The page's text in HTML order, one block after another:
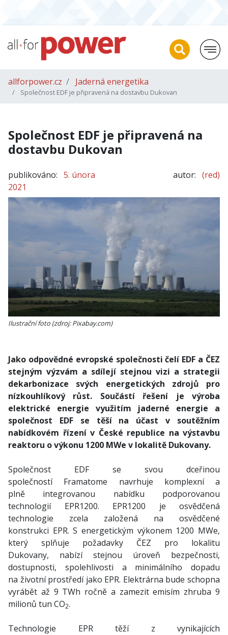
allforpower.cz Jaderná energetika
Společnost EDF je připravená na dostavbu Dukovan
Společnost EDF je připravená na
dostavbu Dukovan
publikováno: 5. února
2021
autor: (red)
Ilustrační foto (zdroj: Pixabay.com)
Jako odpovědné evropské společnosti čelí EDF a ČEZ
stejným výzvám a sdílejí stejnou vizi a strategii
dekarbonizace svých energetických zdrojů pro
nízkouhlíkový růst. Součástí řešení je výroba
elektrické energie využitím jaderné energie a
společnost EDF se těší na účast v soutěžním
nabídkovém řízení v České republice na výstavbu
reaktoru o výkonu 1200 MWe v lokalitě Dukovany.
Společnost EDF se svou dceřinou
společností Framatome navrhuje komplexní a
plně integrovanou nabídku podporovanou
technologií EPR1200. EPR1200 je osvědčená
technologie zcela založená na osvědčené
konstrukci EPR. S energetickým výkonem 1200 MWe,
který splňuje požadavky ČEZ pro lokalitu
Dukovany, nabízí stejnou úroveň bezpečnosti,
dostupnosti, spolehlivosti a minimálního dopadu
na životní prostředí jako EPR. Elektrárna bude schopna
vyrábět až 9 TWh ročně a zamezit emisím zhruba 9
milionů tun CO2.
Technologie EPR těží z vynikajících